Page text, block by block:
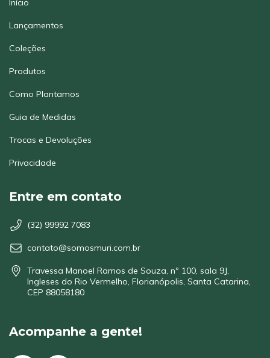
Início
Lançamentos
Coleções
Produtos
Como Plantamos
Guia de Medidas
Trocas e Devoluções
Privacidade
Entre em contato
(32) 99992 7083
contato@somosmuri.com.br
Travessa Manoel Ramos de Souza, nº 100, sala 9J,
Ingleses do Rio Vermelho, Florianópolis, Santa Catarina,
CEP 88058180
Acompanhe a gente!